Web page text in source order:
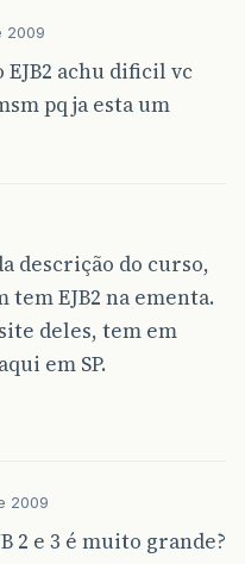
2009
EJB2 achu dificil vc
pq ja esta um
descrição do curso,
tem EJB2 na ementa.
deles, tem em
em SP.
2009
2 e 3 é muito grande?